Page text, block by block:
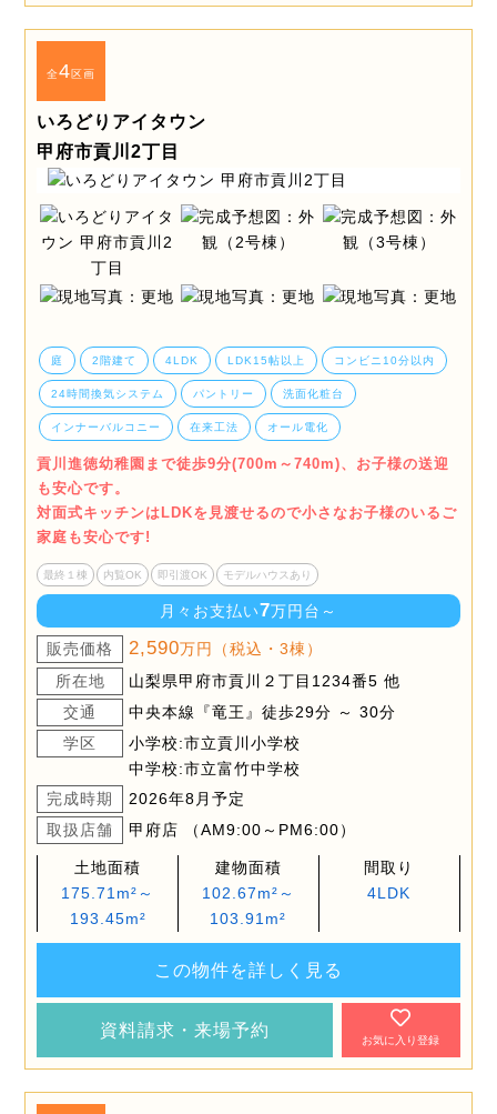
全4区画
いろどりアイタウン
甲府市貢川2丁目
庭 2階建て 4LDK LDK15帖以上 コンビニ10分以内
24時間換気システム パントリー 洗面化粧台
インナーバルコニー 在来工法 オール電化
貢川進徳幼稚園まで徒歩9分(700m～740m)、お子様の送迎
も安心です。
対面式キッチンはLDKを見渡せるので小さなお子様のいるご
家庭も安心です!
最終１棟 内覧OK 即引渡OK モデルハウスあり
月々お支払い7万円台～
販売価格 2,590万円（税込・3棟）
所在地
山梨県甲府市貢川２丁目1234番5 他
交通
中央本線『竜王』徒歩29分 ～ 30分
学区
小学校:市立貢川小学校
中学校:市立富竹中学校
完成時期
2026年8月予定
取扱店舗
甲府店 （AM9:00～PM6:00）
土地面積
175.71m²～
193.45m²
建物面積
102.67m²～
103.91m²
間取り
4LDK
この物件を詳しく見る
資料請求・来場予約
お気に入り登録